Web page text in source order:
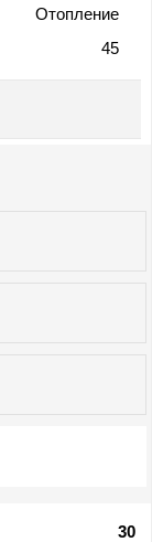
Отопление
45
30